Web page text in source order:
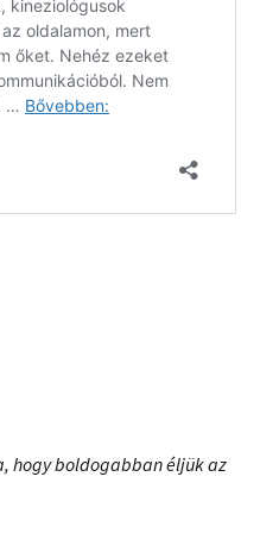
hogy boldogabban éljük az